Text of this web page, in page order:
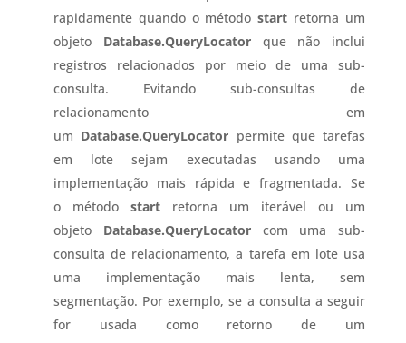
rapidamente quando o métodostart retorna um
objeto Database.QueryLocatorque não inclui
registros relacionados por meio de uma sub-
consulta. Evitando sub-consultas de
relacionamento em
um Database.QueryLocator permite que tarefas
em lote sejam executadas usando uma
implementação mais rápida e fragmentada. Se
o método startretorna um iterável ou um
objeto Database.QueryLocator com uma sub-
consulta de relacionamento, a tarefa em lote usa
uma implementação mais lenta, sem
segmentação. Por exemplo, se a consulta a seguir
for usada como retorno de um